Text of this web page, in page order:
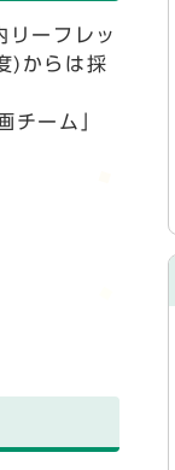
ーフレッ
)からは採
ーム」